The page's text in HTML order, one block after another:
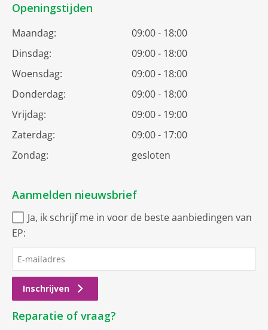
Openingstijden
Maandag:
09:00 - 18:00
Dinsdag:
09:00 - 18:00
Woensdag:
09:00 - 18:00
Donderdag:
09:00 - 18:00
Vrijdag:
09:00 - 19:00
Zaterdag:
09:00 - 17:00
Zondag:
gesloten
Aanmelden nieuwsbrief
Ja, ik schrijf me in voor de beste aanbiedingen van
EP:
Inschrijven
Reparatie of vraag?